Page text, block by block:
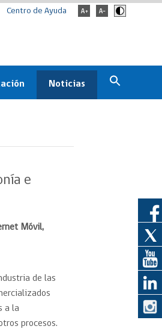
Centro de Ayuda
Noticias
Archivo de noticias
e
Móvil,
de las
a la
procesos.